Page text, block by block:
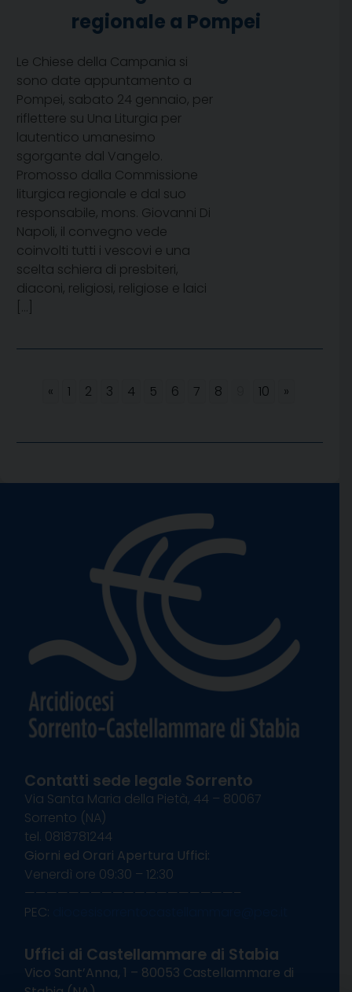
regionale a Pompei
Le Chiese della Campania si
sono date appuntamento a
Pompei, sabato 24 gennaio, per
riflettere su Una Liturgia per
lautentico umanesimo
sgorgante dal Vangelo.
Promosso dalla Commissione
liturgica regionale e dal suo
responsabile, mons. Giovanni Di
Napoli, il convegno vede
coinvolti tutti i vescovi e una
scelta schiera di presbiteri,
diaconi, religiosi, religiose e laici
[…]
« 1 2 3 4 5 6 7 8 10 »
Contatti sede legale Sorrento
Via Santa Maria della Pietà, 44 – 80067
Sorrento (NA)
tel. 0818781244
Giorni ed Orari Apertura Uffici:
Venerdì ore 09:30 – 12:30
———————————————————–
PEC:
Uffici di Castellammare di Stabia
Vico Sant’Anna, 1 – 80053 Castellammare di